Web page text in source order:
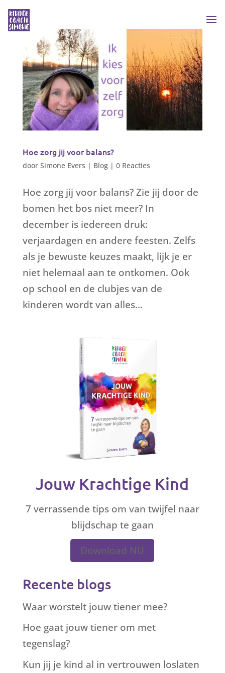
Hoe zorg jij voor balans?
door Simone Evers | Blog| 0 Reacties
Hoe zorg jij voor balans? Zie jij door de
bomen het bos niet meer? In
december is iedereen druk:
verjaardagen en andere feesten. Zelfs
als je bewuste keuzes maakt, lijk je er
niet helemaal aan te ontkomen. Ook
op school en de clubjes van de
kinderen wordt van alles...
Jouw Krachtige Kind
7 verrassende tips om van twijfel naar
blijdschap te gaan
Download NU
Recente blogs
Waar worstelt jouw tiener mee?
Hoe gaat jouw tiener om met
tegenslag?
Kun jij je kind al in vertrouwen loslaten